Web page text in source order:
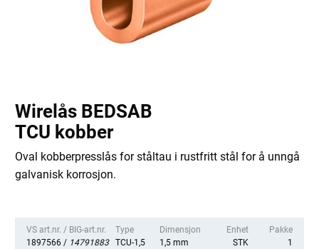
Wirelås BEDSAB
TCU kobber
Oval kobberpresslås for ståltau i rustfritt stål for å unngå
galvanisk korrosjon.
VS art.nr. / BIG-art.nr.
1897566 / 14791883
Type
TCU-1,5
Dimensjon
1,5 mm
Enhet
STK
Pakke
1